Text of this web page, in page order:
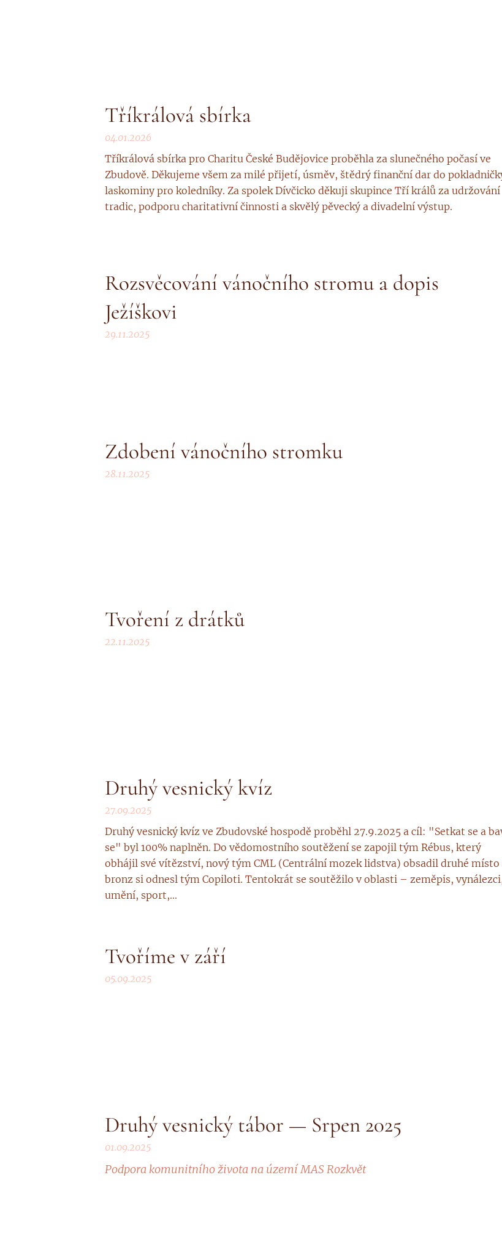
Tříkrálová sbírka
04.01.2026
Tříkrálová sbírka pro Charitu České Budějovice proběhla za slunečného počasí ve
Zbudově. Děkujeme všem za milé přijetí, úsměv, štědrý finanční dar do
laskominy pro koledníky. Za spolek Dívčicko děkuji skupince Tří králů za udržování
tradic, podporu charitativní činnosti a skvělý pěvecký a divadelní výstup.
Rozsvěcování vánočního stromu a dopis
Ježíškovi
29.11.2025
Zdobení vánočního stromku
28.11.2025
Tvoření z drátků
22.11.2025
Druhý vesnický kvíz
27.09.2025
Druhý vesnický kvíz ve Zbudovské hospodě proběhl 27.9.2025 a cíl: "Setkat se a
se" byl 100% naplněn. Do vědomostního soutěžení se zapojil tým Rébus, který
obhájil své vítězství, nový tým CML (Centrální mozek lidstva) obsadil druhé místo
bronz si odnesl tým Copiloti. Tentokrát se soutěžilo v oblasti – zeměpis,
umění, sport,...
Tvoříme v září
05.09.2025
Druhý vesnický tábor — Srpen 2025
01.09.2025
Podpora komunitního života na území MAS Rozkvět